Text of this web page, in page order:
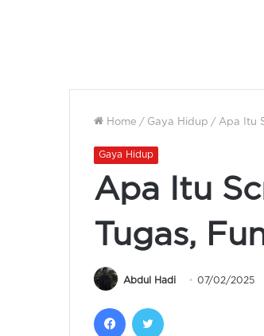
Home / Gaya Hidup / Apa Itu
Gaya Hidup
Apa Itu
Tugas,
Abdul Hadi 07/02/2025
Facebook